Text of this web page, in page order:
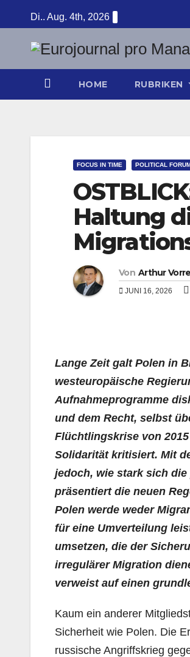
Inhalt
springen
Di.. Aug. 4th, 2026
HOME RUBRIKEN
FOCUS IN TIME POLITICAL
Haltung
Von Arthur
JUNI 16, 2026
Lange Zeit galt Polen in
westeuropäische
Aufnahmeprogramme
und dem Recht, selbst
Flüchtlingskrise von
Solidarität kritisiert. Mit
jedoch, wie stark sich
präsentiert die neuen
Polen werde weder
für eine Umverteilung
umsetzen, die der
irregulärer Migration
verweist auf einen
Kaum ein anderer
Sicherheit wie Polen. Die
russische Angriffskrieg